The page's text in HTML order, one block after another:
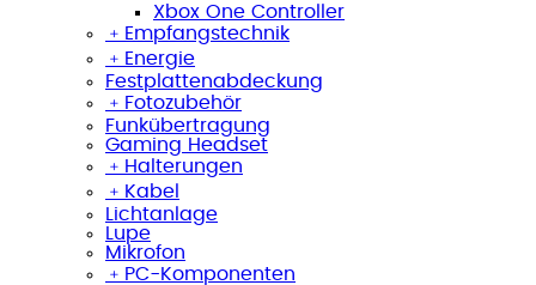
Xbox One Controller
﹢ Empfangstechnik
﹢ Energie
Festplattenabdeckung
﹢ Fotozubehör
Funkübertragung
Gaming Headset
﹢ Halterungen
﹢ Kabel
Lichtanlage
Lupe
Mikrofon
﹢ PC-Komponenten